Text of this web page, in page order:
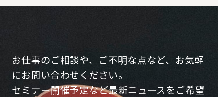
お仕事のご相談や、ご不明な点など、お気軽
にお問い合わせください。
セミナー開催予定など最新ニュースをご希望